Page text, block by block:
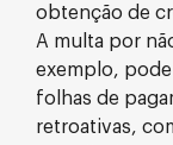
obtenção de
A multa por
exemplo, pode
folhas de
retroativas,